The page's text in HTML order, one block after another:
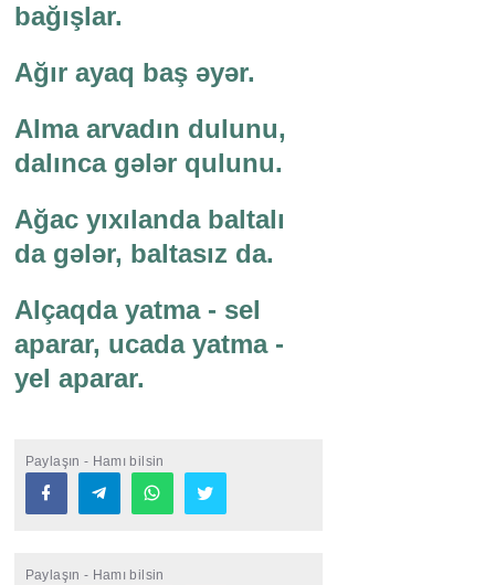
bağışlar.
Ağır ayaq baş əyər.
Alma arvadın dulunu,
dalınca gələr qulunu.
Ağac yıxılanda baltalı
da gələr, baltasız da.
Alçaqda yatma - sel
aparar, ucada yatma -
yel aparar.
Paylaşın - Hamı bilsin
Paylaşın - Hamı bilsin